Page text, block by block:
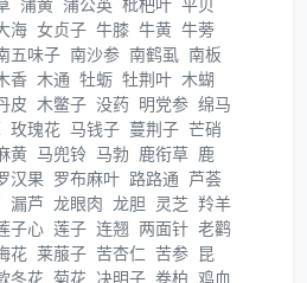
海 女贞子 牛膝 牛黄 牛蒡
五味子 南沙参 南鹤虱 南板
香 木通 牡蛎 牡荆叶 木蝴
皮 木鳖子 没药 明党参 绵马
玫瑰花 马钱子 蔓荆子 芒硝
黄 马兜铃 马勃 鹿衔草 鹿
汉果 罗布麻叶 路路通 芦荟
漏芦 龙眼肉 龙胆 灵芝 羚羊
子心 莲子 连翘 两面针 老鹳
花 莱菔子 苦杏仁 苦参 昆
冬花 菊花 决明子 卷柏 鸡血